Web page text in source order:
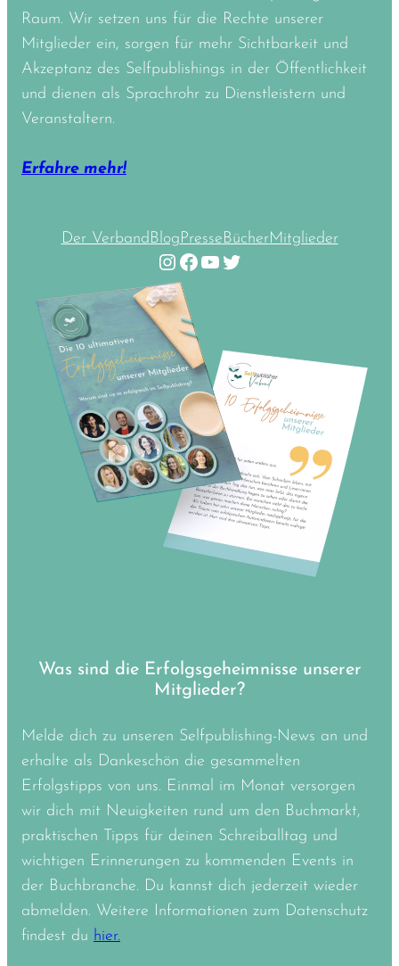
Raum. Wir setzen uns für die Rechte unserer
Mitglieder ein, sorgen für mehr Sichtbarkeit und
Akzeptanz des Selfpublishings in der Öffentlichkeit
und dienen als Sprachrohr zu Dienstleistern und
Veranstaltern.
Erfahre mehr!
Der VerbandBlogPresseBücherMitglieder
Instagram Facebook YouTube Twitter
Was sind die Erfolgsgeheimnisse unserer
Mitglieder?
Melde dich zu unseren Selfpublishing-News an und
erhalte als Dankeschön die gesammelten
Erfolgstipps von uns. Einmal im Monat versorgen
wir dich mit Neuigkeiten rund um den Buchmarkt,
praktischen Tipps für deinen Schreiballtag und
wichtigen Erinnerungen zu kommenden Events in
der Buchbranche. Du kannst dich jederzeit wieder
abmelden. Weitere Informationen zum Datenschutz
findest du hier.